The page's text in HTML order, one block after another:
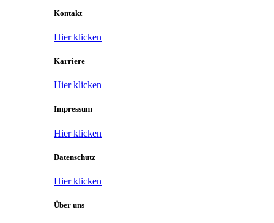
Kontakt
Hier klicken
Karriere
Hier klicken
Impressum
Hier klicken
Datenschutz
Hier klicken
Über uns